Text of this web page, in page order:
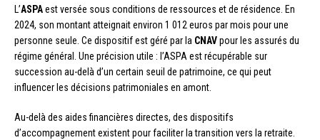
L’ASPAest versée sous conditions de ressources et de résidence. En
2024, son montant atteignait environ 1 012 euros par mois pour une
personne seule. Ce dispositif est géré par la CNAVpour les assurés du
régime général. Une précision utile : l’ASPA est récupérable sur
succession au-delà d’un certain seuil de patrimoine, ce qui peut
influencer les décisions patrimoniales en amont.
Au-delà des aides financières directes, des dispositifs
d’accompagnement existent pour faciliter la transition vers la retraite.